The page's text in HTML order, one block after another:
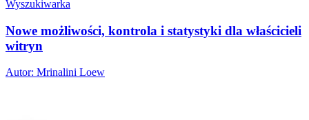
Wyszukiwarka
Nowe możliwości, kontrola i statystyki dla właścicieli
witryn
Autor: Mrinalini Loew